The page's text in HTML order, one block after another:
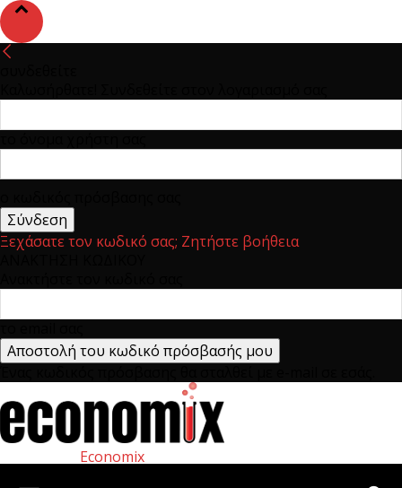
Ξεχάσατε τον κωδικό σας; Ζητήστε βοήθεια
Economix